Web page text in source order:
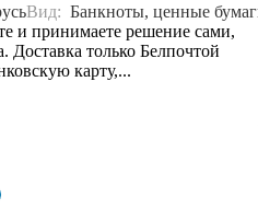
Вид: Банкноты, ценные
и принимаете решение сами,
Доставка только Белпочтой
карту,...